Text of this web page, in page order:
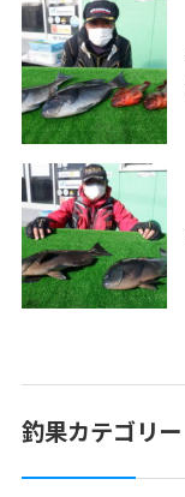
釣果カテゴリー